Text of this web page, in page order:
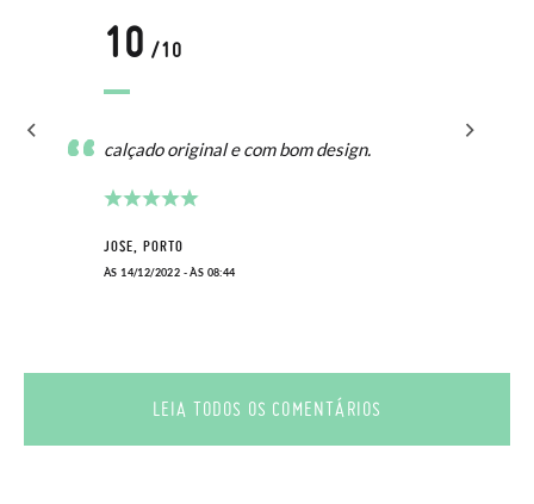
10 /10
calçado original e com bom design.
JOSE, PORTO
ÀS 14/12/2022 - ÀS 08:44
LEIA TODOS OS COMENTÁRIOS